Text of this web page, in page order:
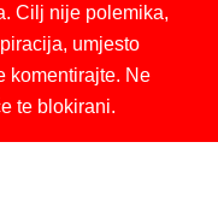
Cilj nije polemika,
umjesto
komentirajte. Ne
te blokirani.